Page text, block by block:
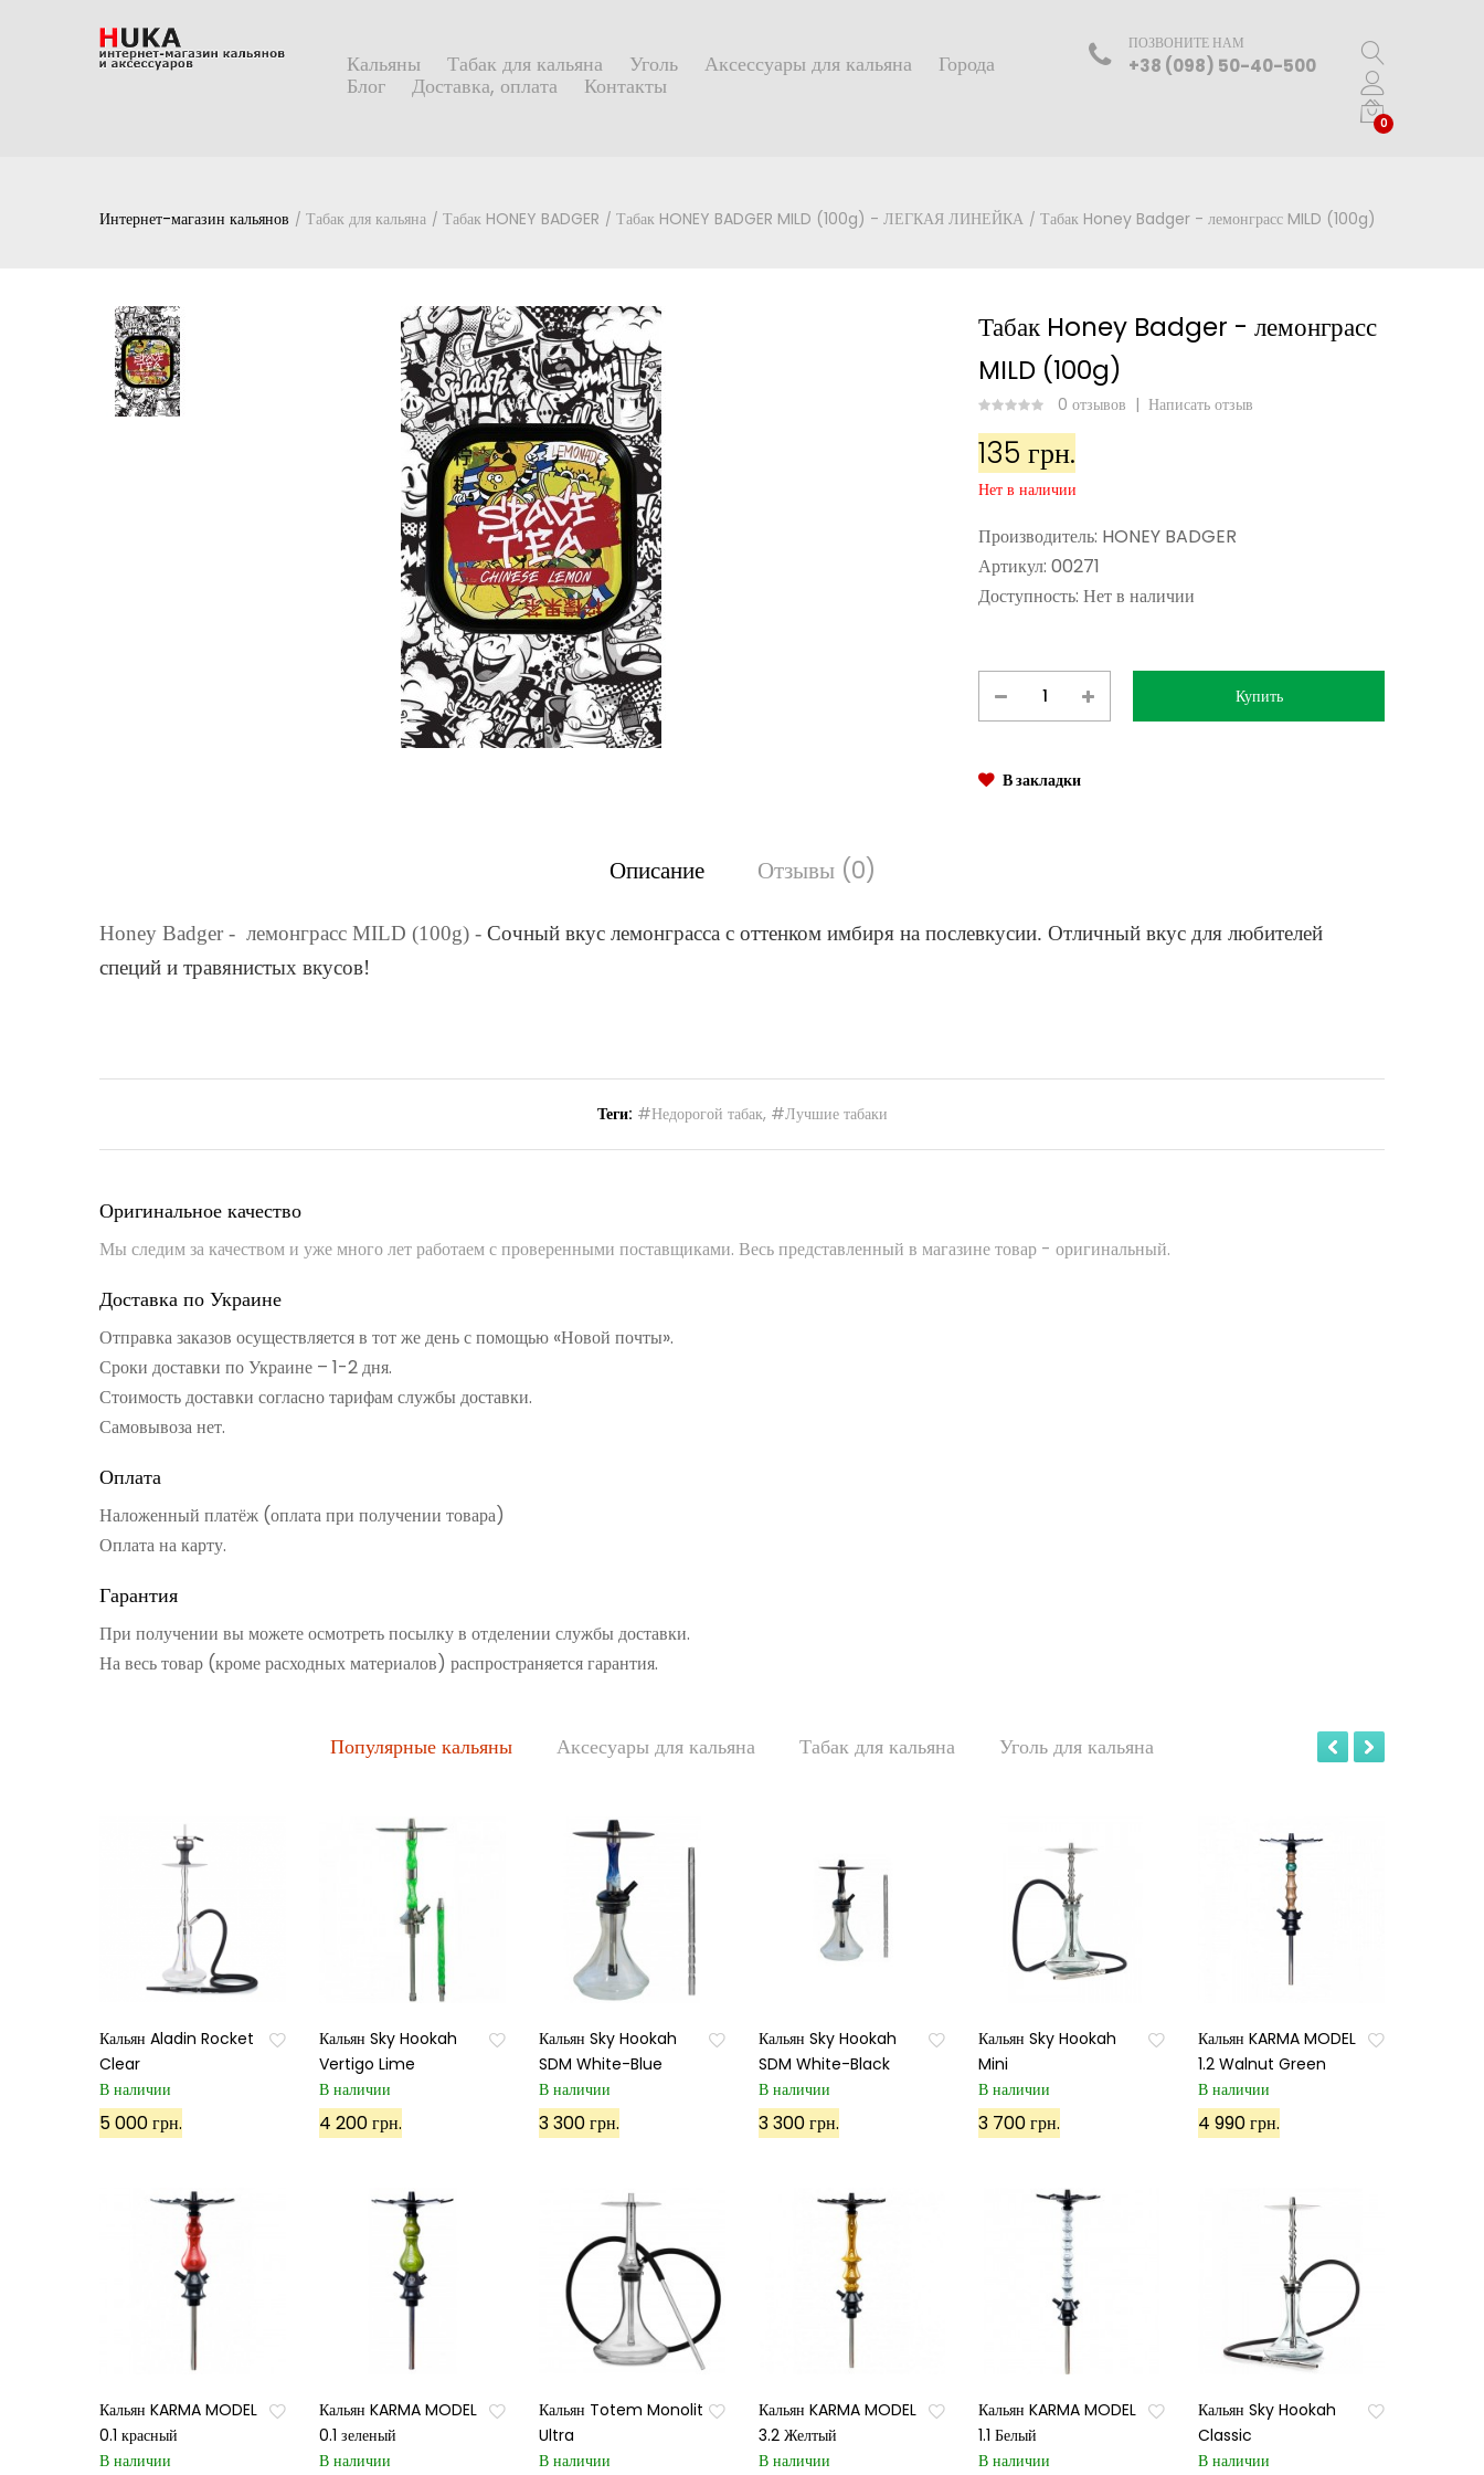
Кальяны Табак для кальяна Уголь Аксессуары для кальяна
Города
Блог
Доставка, оплата Контакты
ПОЗВОНИТЕ НАМ
+38 (098) 50-40-500
0
Интернет-магазин кальянов Табак для кальяна Табак HONEY BADGER Табак HONEY BADGER MILD (100g) - ЛЕГКАЯ ЛИНЕЙКА Табак Honey Badger - лемонграсс MILD (100g)
Табак Honey Badger - лемонграсс
MILD (100g)
0 отзывов | Написать отзыв
135 грн.
Нет в наличии
Производитель: HONEY BADGER
Артикул: 00271
Доступность: Нет в наличии
В закладки
Описание Отзывы (0)
Honey Badger- лемонграсс MILD (100g) - Cочный вкус лемонграсса с оттенком имбиря на послевкусии. Отличный вкус для любителей
специй и травянистых вкусов!
Теги: #Недорогой табак, #Лучшие табаки
Оригинальное качество
Мы следим за качеством и уже много лет работаем с проверенными поставщиками. Весь представленный в магазине товар - оригинальный.
Доставка по Украине
Отправка заказов осуществляется в тот же день с помощью «Новой почты».
Сроки доставки по Украине – 1-2 дня.
Стоимость доставки согласно тарифам службы доставки.
Самовывоза нет.
Оплата
Наложенный платёж (оплата при получении товара)
Оплата на карту.
Гарантия
При получении вы можете осмотреть посылку в отделении службы доставки.
На весь товар (кроме расходных материалов) распространяется гарантия.
Популярные кальяны Аксесуары для кальяна Табак для кальяна Уголь для кальяна
Кальян Aladin Rocket
Clear
В наличии
5 000 грн.
Кальян Sky Hookah
Vertigo Lime
В наличии
4 200 грн.
Кальян Sky Hookah
SDM White-Blue
В наличии
3 300 грн.
Кальян Sky Hookah
SDM White-Black
В наличии
3 300 грн.
Кальян Sky Hookah
Mini
В наличии
3 700 грн.
Кальян KARMA MODEL
1.2 Walnut Green
В наличии
4 990 грн.
Кальян KARMA MODEL
0.1 красный
В наличии
Кальян KARMA MODEL
0.1 зеленый
В наличии
Кальян Totem Monolit
Ultra
В наличии
Кальян KARMA MODEL
3.2 Желтый
В наличии
Кальян KARMA MODEL
1.1 Белый
В наличии
Кальян Sky Hookah
Classic
В наличии
Подписаться